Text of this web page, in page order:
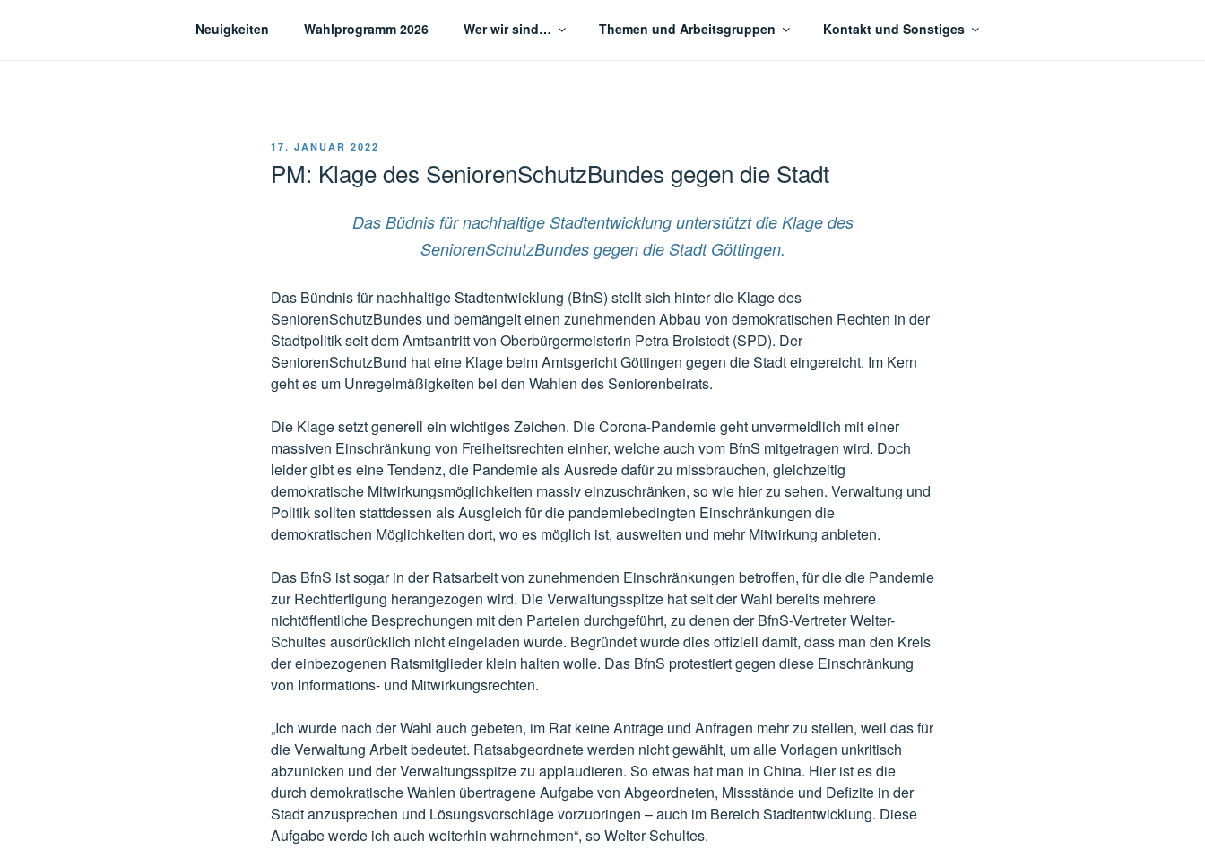
Bündnis für nachhaltige Stadtentwicklung Göttingen
Neuigkeiten Wahlprogramm 2026 Wer wir sind… Themen und Arbeitsgruppen Kontakt und Sonstiges
VERÖFFENTLICHT
17. JANUAR 2022
PM: Klage des SeniorenSchutzBundes gegen die Stadt
Das Büdnis für nachhaltige Stadtentwicklung unterstützt die Klage des
SeniorenSchutzBundes gegen die Stadt Göttingen.
Das Bündnis für nachhaltige Stadtentwicklung (BfnS) stellt sich hinter die Klage des
SeniorenSchutzBundes und bemängelt einen zunehmenden Abbau von demokratischen Rechten in der
Stadtpolitik seit dem Amtsantritt von Oberbürgermeisterin Petra Broistedt (SPD). Der
SeniorenSchutzBund hat eine Klage beim Amtsgericht Göttingen gegen die Stadt eingereicht. Im Kern
geht es um Unregelmäßigkeiten bei den Wahlen des Seniorenbeirats.
Die Klage setzt generell ein wichtiges Zeichen. Die Corona-Pandemie geht unvermeidlich mit einer
massiven Einschränkung von Freiheitsrechten einher, welche auch vom BfnS mitgetragen wird. Doch
leider gibt es eine Tendenz, die Pandemie als Ausrede dafür zu missbrauchen, gleichzeitig
demokratische Mitwirkungsmöglichkeiten massiv einzuschränken, so wie hier zu sehen. Verwaltung und
Politik sollten stattdessen als Ausgleich für die pandemiebedingten Einschränkungen die
demokratischen Möglichkeiten dort, wo es möglich ist, ausweiten und mehr Mitwirkung anbieten.
Das BfnS ist sogar in der Ratsarbeit von zunehmenden Einschränkungen betroffen, für die die Pandemie
zur Rechtfertigung herangezogen wird. Die Verwaltungsspitze hat seit der Wahl bereits mehrere
nichtöffentliche Besprechungen mit den Parteien durchgeführt, zu denen der BfnS-Vertreter Welter-
Schultes ausdrücklich nicht eingeladen wurde. Begründet wurde dies offiziell damit, dass man den Kreis
der einbezogenen Ratsmitglieder klein halten wolle. Das BfnS protestiert gegen diese Einschränkung
von Informations- und Mitwirkungsrechten.
„Ich wurde nach der Wahl auch gebeten, im Rat keine Anträge und Anfragen mehr zu stellen, weil das für
die Verwaltung Arbeit bedeutet. Ratsabgeordnete werden nicht gewählt, um alle Vorlagen unkritisch
abzunicken und der Verwaltungsspitze zu applaudieren. So etwas hat man in China. Hier ist es die
durch demokratische Wahlen übertragene Aufgabe von Abgeordneten, Missstände und Defizite in der
Stadt anzusprechen und Lösungsvorschläge vorzubringen – auch im Bereich Stadtentwicklung. Diese
Aufgabe werde ich auch weiterhin wahrnehmen“, so Welter-Schultes.